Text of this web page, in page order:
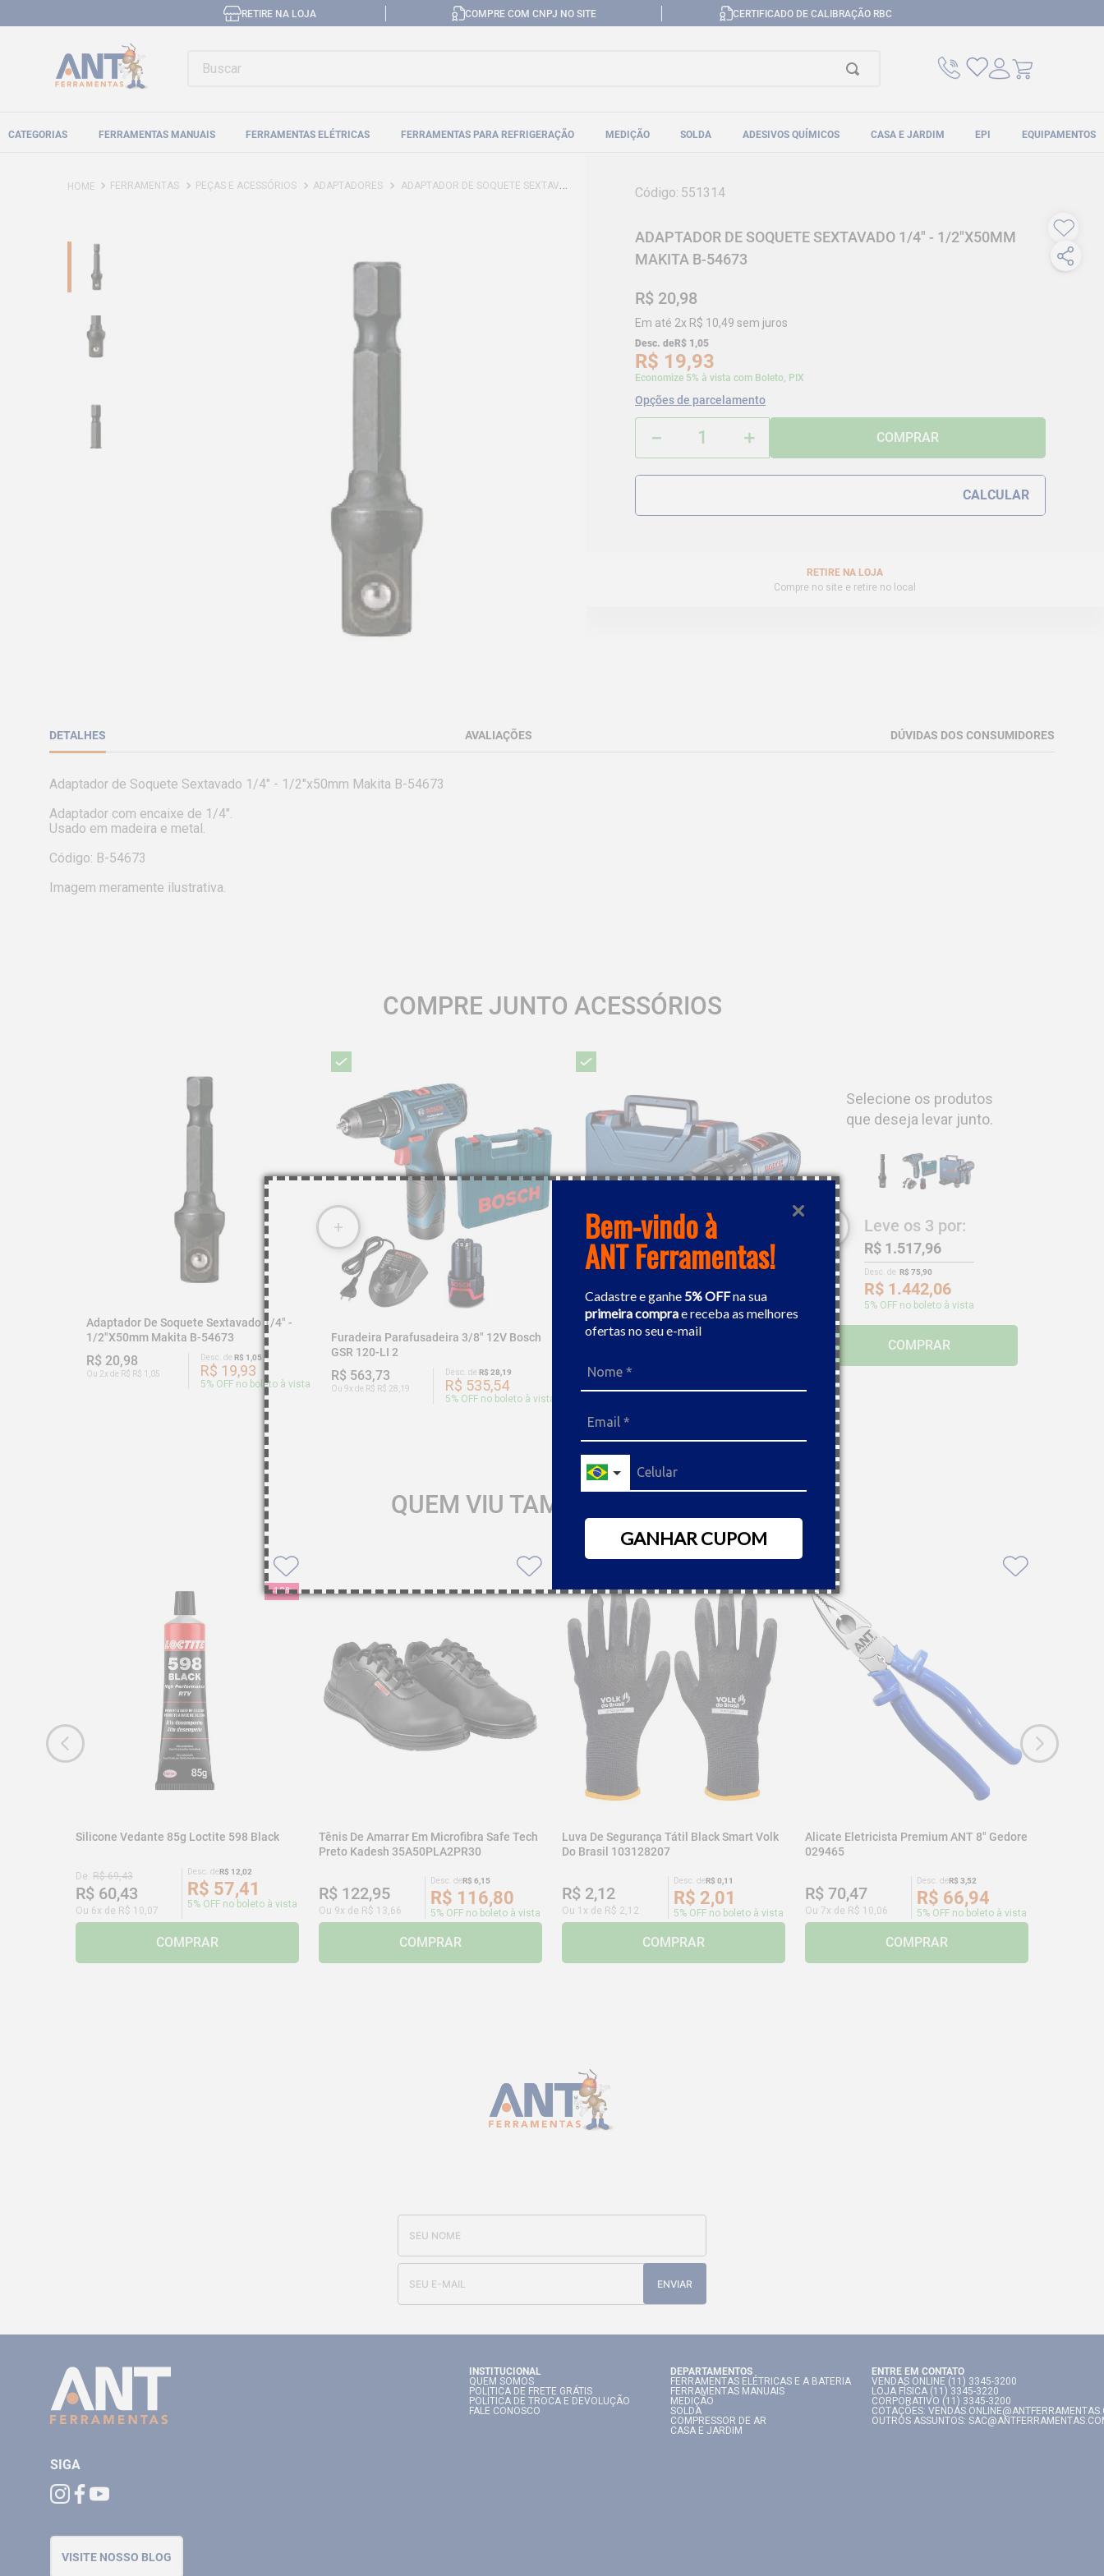
Bem-vindo à
ANT Ferramentas!
Cadastre e ganhe 5% OFFna sua
primeira comprae receba as melhores
ofertas no seu e-mail
GANHAR CUPOM
RETIRE NA LOJA COMPRE COM CNPJ NO SITE CERTIFICADO DE CALIBRAÇÃO RBC
CATEGORIAS FERRAMENTAS MANUAIS FERRAMENTAS ELÉTRICAS FERRAMENTAS PARA REFRIGERAÇÃO MEDIÇÃO SOLDA ADESIVOS QUÍMICOS CASA E JARDIM EPI EQUIPAMENTOS
FERRAMENTAS PEÇAS E ACESSÓRIOS ADAPTADORES ADAPTADOR DE SOQUETE SEXTAVADO 1/4" - 1/2"X50MM MAKITA B-54673 Código: 551314
ADAPTADOR DE SOQUETE SEXTAVADO 1/4" - 1/2"X50MM
MAKITA B-54673
R$ 20,98
Em até 2x R$ 10,49 sem juros
Desc. deR$ 1 ,05
R$ 19,93
Economize 5% à vista com Boleto, PIX
Opções de parcelamento
＋
－ COMPRAR
RETIRE NA LOJA
Compre no site e retire no local
DETALHES AVALIAÇÕES DÚVIDAS DOS CONSUMIDORES
Adaptador de Soquete Sextavado 1/4" - 1/2"x50mm Makita B-54673
Adaptador com encaixe de 1/4".
Usado em madeira e metal.
Código: B-54673
Imagem meramente ilustrativa.
COMPRE JUNTO ACESSÓRIOS
Adaptador De Soquete Sextavado 1/4" -
1/2"x50mm Makita B-54673
R$ 20,98
Ou 2x de R$ R$ 1,05
Desc. de R$ 1,05
R$ 19,93
5% OFF no boleto à vista
Furadeira Parafusadeira 3/8" 12V Bosch
GSR 120-LI 2
R$ 563,73
Ou 9x de R$ R$ 28,19
Desc. de R$ 28,19
R$ 535,54
5% OFF no boleto à vista
Furadeira / Parafusadeira A Bateria 12V
R$ 933,25
Ou 9x de R$ R$ 46,66
Selecione os produtos
que deseja levar junto.
Leve os 3 por:
R$ 1.517,96
Desc. de R$ 75,90
R$ 1.442,06
5% OFF no boleto à vista
COMPRAR
QUEM VIU TAMBÉM GOSTOU
-13%
Silicone Vedante 85g Loctite 598 Black
De:R$ 69,43
R$ 60,43
Ou 6x de R$ 10 07
Desc. deR$ 12 02
R$ 57,41
5% OFF no boleto à vista
COMPRAR
Tênis De Amarrar Em Microfibra Safe Tech
Preto Kadesh 35A50PLA2PR30
R$ 122,95
Ou 9x de R$ 13 66
Desc. deR$ 6, 15
R$ 116,80
5% OFF no boleto à vista
COMPRAR
Luva De Segurança Tátil Black Smart Volk
Do Brasil 103128207
R$ 2,12
Ou 1 x de R$ 2 12
Desc. deR$ 0 11
R$ 2,01
5% OFF no boleto à vista
COMPRAR
Alicate Eletricista Premium ANT 8" Gedore
029465
R$ 70,47
Ou7x de R$ 10 06
Desc. deR$ 3 52
R$ 66,94
5% OFF no boleto à vista
COMPRAR
ENVIAR
SIGA
VISITE NOSSO BLOG
INSTITUCIONAL
QUEM SOMOS
POLITICA DE FRETE GRÁTIS
POLÍTICA DE TROCA E DEVOLUÇÃO
FALE CONOSCO
DEPARTAMENTOS
FERRAMENTAS ELÉTRICAS E A BATERIA
FERRAMENTAS MANUAIS
MEDIÇÃO
SOLDA
COMPRESSOR DE AR
CASA E JARDIM
ENTRE EM CONTATO
VENDAS ONLINE (11) 3345-3200
LOJA FÍSICA (11) 3345-3220
CORPORATIVO (11) 3345-3200
COTAÇÕES:
OUTROS ASSUNTOS: